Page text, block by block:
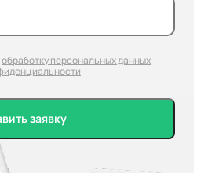
обработку персональных данных
заявку